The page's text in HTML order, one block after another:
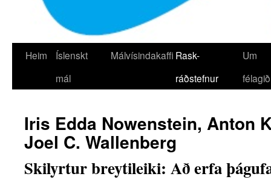
Heim
Íslenskt
mál
Málvísindakaffi Rask-
ráðstefnur
Um
félagið
Iris Edda Nowenstein, Anton
Joel C. Wallenberg
Skilyrtur breytileiki: Að erfa